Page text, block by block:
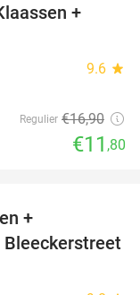
+
9.6 star
Regulier €16,90
€11 ,80
+